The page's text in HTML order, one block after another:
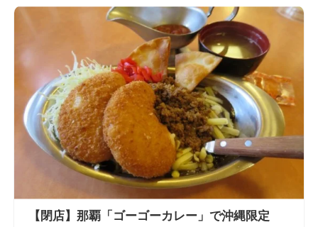
【閉店】那覇「ゴーゴーカレー」で沖縄限定